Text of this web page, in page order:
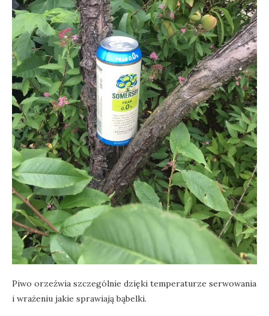
Piwo orzeźwia szczególnie dzięki temperaturze serwowania
i wrażeniu jakie sprawiają bąbelki.